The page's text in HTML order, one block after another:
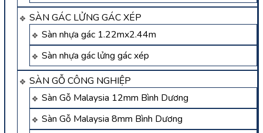
SÀN GÁC LỬNG GÁC XÉP
Sàn nhựa gác 1.22mx2.44m
Sàn nhựa gác lửng gác xép
SÀN GỖ CÔNG NGHIỆP
Sàn Gỗ Malaysia 12mm Bình Dương
Sàn Gỗ Malaysia 8mm Bình Dương